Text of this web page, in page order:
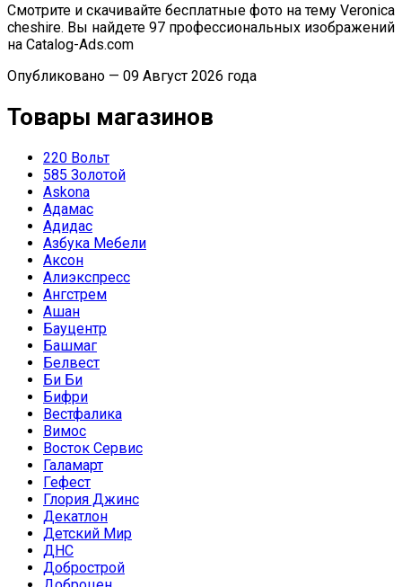
Смотрите и скачивайте бесплатные фото на тему Veronica
cheshire. Вы найдете 97 профессиональных изображений
на Catalog-Ads.com
Опубликовано — 09 Август 2026 года
Товары магазинов
220 Вольт
585 Золотой
Askona
Адамас
Адидас
Азбука Мебели
Аксон
Алиэкспресс
Ангстрем
Ашан
Бауцентр
Башмаг
Белвест
Би Би
Бифри
Вестфалика
Вимос
Восток Сервис
Галамарт
Гефест
Глория Джинс
Декатлон
Детский Мир
ДНС
Добрострой